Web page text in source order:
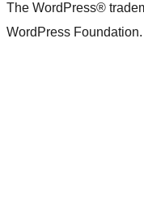
The WordPress®
WordPress Foundation.